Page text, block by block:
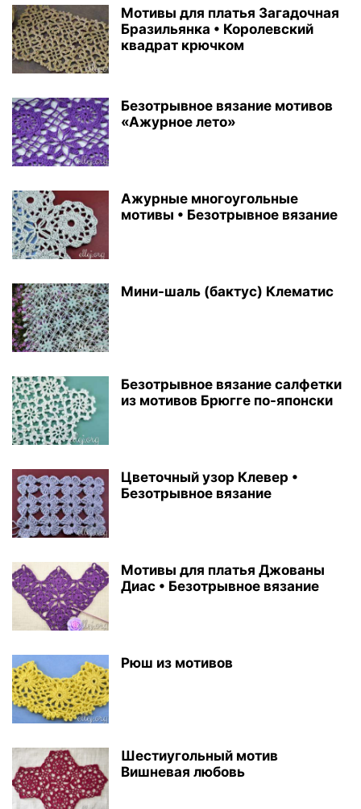
Мотивы для платья Загадочная
Бразильянка • Королевский
квадрат крючком
Безотрывное вязание мотивов
«Ажурное лето»
Ажурные многоугольные
мотивы • Безотрывное вязание
Мини-шаль (бактус) Клематис
Безотрывное вязание салфетки
из мотивов Брюгге по-японски
Цветочный узор Клевер •
Безотрывное вязание
Мотивы для платья Джованы
Диас • Безотрывное вязание
Рюш из мотивов
Шестиугольный мотив
Вишневая любовь